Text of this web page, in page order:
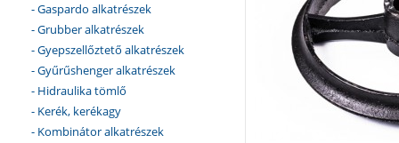
- Gaspardo alkatrészek
- Grubber alkatrészek
- Gyepszellőztető alkatrészek
- Gyűrűshenger alkatrészek
- Hidraulika tömlő
- Kerék, kerékagy
- Kombinátor alkatrészek